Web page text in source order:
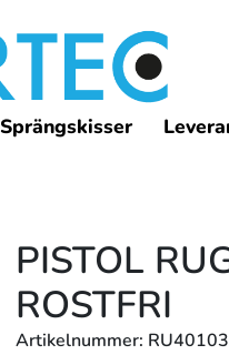
Sprängskisser
PISTOL
ROSTFRI
Artikelnummer: RU40103